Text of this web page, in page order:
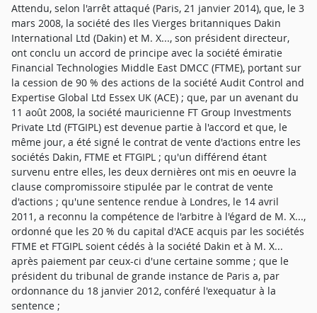
Attendu, selon l'arrêt attaqué (Paris, 21 janvier 2014), que, le 3
mars 2008, la société des Iles Vierges britanniques Dakin
International Ltd (Dakin) et M. X..., son président directeur,
ont conclu un accord de principe avec la société émiratie
Financial Technologies Middle East DMCC (FTME), portant sur
la cession de 90 % des actions de la société Audit Control and
Expertise Global Ltd Essex UK (ACE) ; que, par un avenant du
11 août 2008, la société mauricienne FT Group Investments
Private Ltd (FTGIPL) est devenue partie à l'accord et que, le
même jour, a été signé le contrat de vente d'actions entre les
sociétés Dakin, FTME et FTGIPL ; qu'un différend étant
survenu entre elles, les deux dernières ont mis en oeuvre la
clause compromissoire stipulée par le contrat de vente
d'actions ; qu'une sentence rendue à Londres, le 14 avril
2011, a reconnu la compétence de l'arbitre à l'égard de M. X...,
ordonné que les 20 % du capital d'ACE acquis par les sociétés
FTME et FTGIPL soient cédés à la société Dakin et à M. X...
après paiement par ceux-ci d'une certaine somme ; que le
président du tribunal de grande instance de Paris a, par
ordonnance du 18 janvier 2012, conféré l'exequatur à la
sentence ;